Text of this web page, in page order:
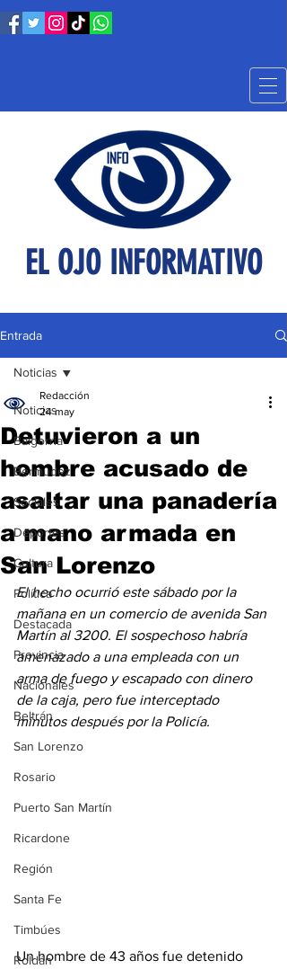
EL OJO INFORMATIVO
Entrada
Noticias
Baigorria
Bermúdez
Sociales
Deportes
Cultura
Política
Destacada
Provincia
Nacionales
Beltrán
San Lorenzo
Rosario
Puerto San Martín
Ricardone
Región
Santa Fe
Timbúes
Roldán
Noticias
Detuvieron a un
hombre acusado de
asaltar una panadería
a mano armada en
San Lorenzo
Redacción
24 may
El hecho ocurrió este sábado por la
mañana en un comercio de avenida San
Martín al 3200. El sospechoso habría
amenazado a una empleada con un
arma de fuego y escapado con dinero
de la caja, pero fue interceptado
minutos después por la Policía.
Un hombre de 43 años fue detenido